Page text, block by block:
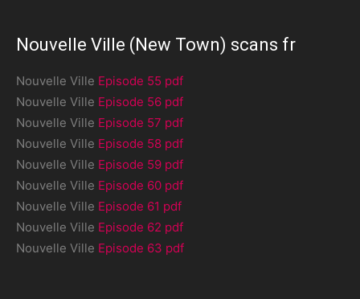
Nouvelle Ville (New Town) scans fr
Nouvelle Ville Episode 55 pdf
Nouvelle Ville Episode 56 pdf
Nouvelle Ville Episode 57 pdf
Nouvelle Ville Episode 58 pdf
Nouvelle Ville Episode 59 pdf
Nouvelle Ville Episode 60 pdf
Nouvelle Ville Episode 61 pdf
Nouvelle Ville Episode 62 pdf
Nouvelle Ville Episode 63 pdf